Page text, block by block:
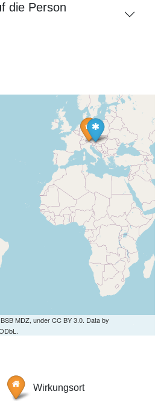
die Person
MDZ, under CC BY 3.0. Data by
Wirkungsort